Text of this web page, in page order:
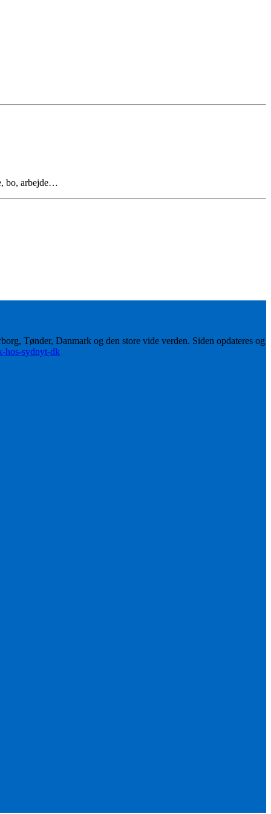
bo, arbejde…
Tønder, Danmark og den store vide verden. Siden opdateres og
hos-sydnyt-dk